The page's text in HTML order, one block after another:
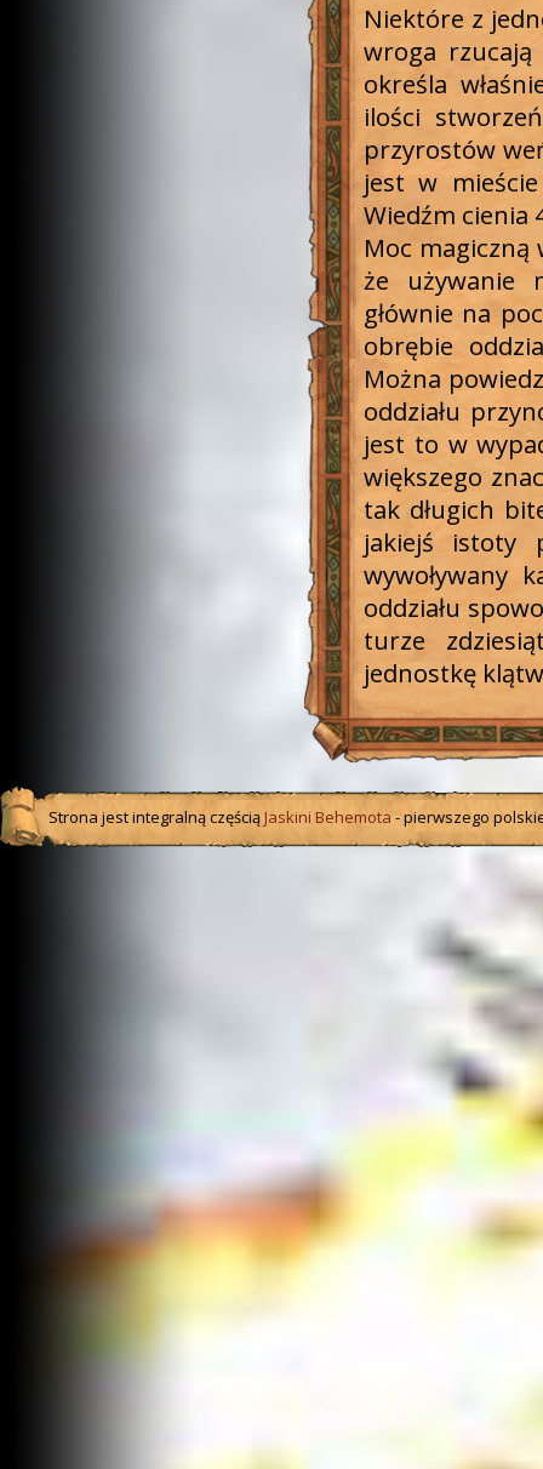
Niektóre z
wroga rzucają
określa
ilości
przyrostów
jest w
Wiedźm cienia
Moc
że używanie
głównie na
obrębie
Można
oddziału
jest to w
większego
tak długich
jakiejś istoty
wywoływany
oddziału
turze
jednostkę
Strona jest integralną częścią Jaskini Behemota - pierwszego